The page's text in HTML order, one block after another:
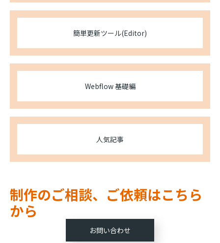
簡単更新ツール(Editor)
Webflow 基礎編
人気記事
制作のご相談、ご依頼はこちら
から
お問い合わせ